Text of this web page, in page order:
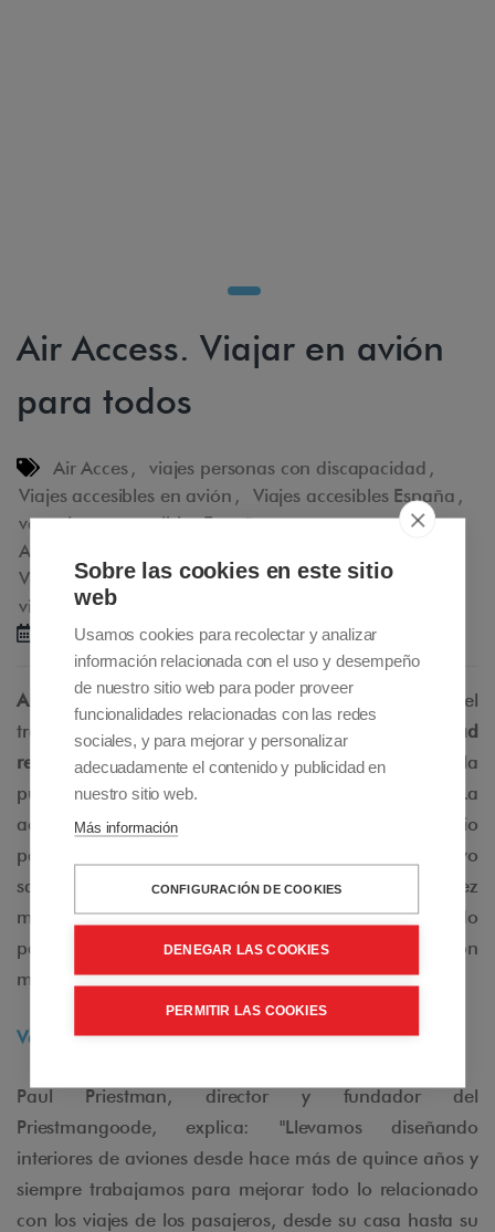
Air Access. Viajar en avión
para todos
Air Acces , viajes personas con discapacidad ,
Viajes accesibles en avión , Viajes accesibles España ,
vacaciones accesibles España,
Alquiler scooters de movilidad
Venta scooters de movilidad,tours accesibles
viajes accesibles a medida
10-02-2015
Air Accesses un concepto revolucionario que facilita el
transporte aéreo para
pasajeros con movilidad
reducida,permitiendo una transición más fácil desde la
puerta de embarque al interior del avión. La
accesibilidad en los aviones es un concepto prioritario
para el futuro de los viajes y tiene como objetivo
satisfacer las necesidades de una población cada vez
más vieja y menos móvil. Air Access se ha diseñado
para acabar con la discriminación de los pasajeros con
movilidad reducida en el transporte aéreo.
Ver video Air Access
Paul Priestman, director y fundador del
Priestmangoode, explica: "Llevamos diseñando
interiores de aviones desde hace más de quince años y
siempre trabajamos para mejorar todo lo relacionado
con los viajes de los pasajeros, desde su casa hasta su
Sobre las cookies en este sitio
web
Usamos cookies para recolectar y analizar
información relacionada con el uso y desempeño
de nuestro sitio web para poder proveer
funcionalidades relacionadas con las redes
sociales, y para mejorar y personalizar
adecuadamente el contenido y publicidad en
nuestro sitio web.
Más información
CONFIGURACIÓN DE COOKIES
DENEGAR LAS COOKIES
PERMITIR LAS COOKIES